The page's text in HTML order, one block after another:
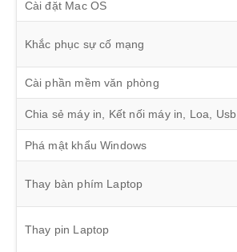
Cài đặt Mac OS
Khắc phục sự cố mạng
Cài phần mềm văn phòng
Chia sẻ máy in, Kết nối máy in, Loa, Usb
Phá mật khẩu Windows
Thay bàn phím Laptop
Thay pin Laptop